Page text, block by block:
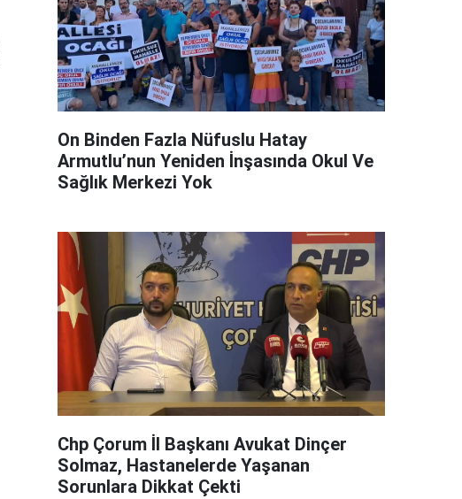
On Binden Fazla Nüfuslu Hatay
Armutlu’nun Yeniden İnşasında Okul Ve
Sağlık Merkezi Yok
Chp Çorum İl Başkanı Avukat Dinçer
Solmaz, Hastanelerde Yaşanan
Sorunlara Dikkat Çekti